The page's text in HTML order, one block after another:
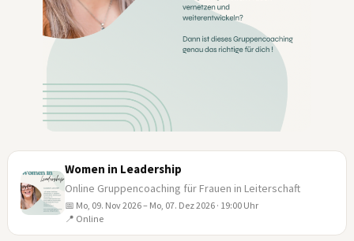
NOV
Women in Leadership
Online Gruppencoaching für Frauen in Leiterschaft
📅 Mo, 09. Nov 2026 – Mo, 07. Dez 2026 · 19:00 Uhr
📍 Online